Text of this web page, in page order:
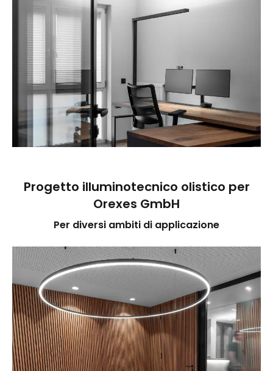
Progetto illuminotecnico olistico per
Orexes GmbH
Per diversi ambiti di applicazione